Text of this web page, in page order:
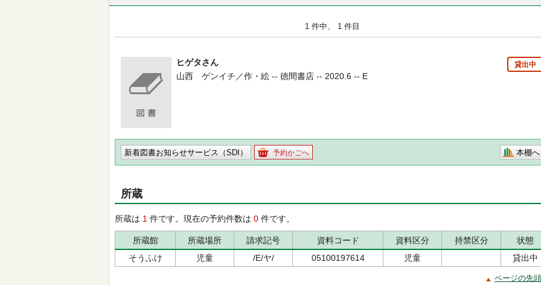
1 件中、 1 件目
ヒゲタさん 貸出中
山西 ゲンイチ／作・絵 -- 徳間書店 -- 2020.6 -- E
新着図書お知らせサービス（SDI） 予約かごへ 本棚へ
所蔵
所蔵は 1 件です。現在の予約件数は 0 件です。
所蔵館 所蔵場所 請求記号 資料コード 資料区分 持禁区分
状態
そうふけ
児童 /E/ヤ/ 05100197614 児童 貸出中
ページの先